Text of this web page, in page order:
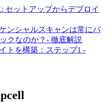
セットアップからデプロイ
ンシャルスキャンは常にパ
クなのか？- 徹底解説
トを構築：ステップ1 -